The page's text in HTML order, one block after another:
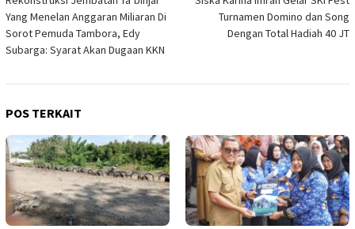
pos
Yang Menelan Anggaran Miliaran Di
Sorot Pemuda Tambora, Edy
Subarga: Syarat Akan Dugaan KKN
Turnamen Domino dan Song
Dengan Total Hadiah 40 JT
POS TERKAIT